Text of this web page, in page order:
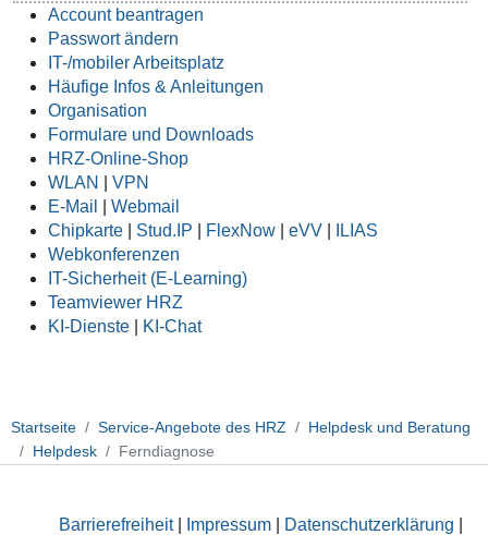
Account beantragen
Passwort ändern
IT-/mobiler Arbeitsplatz
Häufige Infos & Anleitungen
Organisation
Formulare und Downloads
HRZ-Online-Shop
WLAN
VPN
E-Mail
Webmail
Chipkarte| Stud.IP FlexNow| eVV|
ILIAS
Webkonferenzen
IT-Sicherheit (E-Learning)
Teamviewer HRZ
KI-Dienste| KI-Chat
Startseite Service-Angebote des HRZ
Helpdesk und Beratung
Helpdesk
Ferndiagnose
Barrierefreiheit| Impressum Datenschutzerklärung